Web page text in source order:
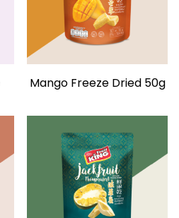
Mango Freeze Dried 50g